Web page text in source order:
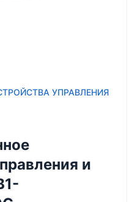
УПРАВЛЕНИЯ
и